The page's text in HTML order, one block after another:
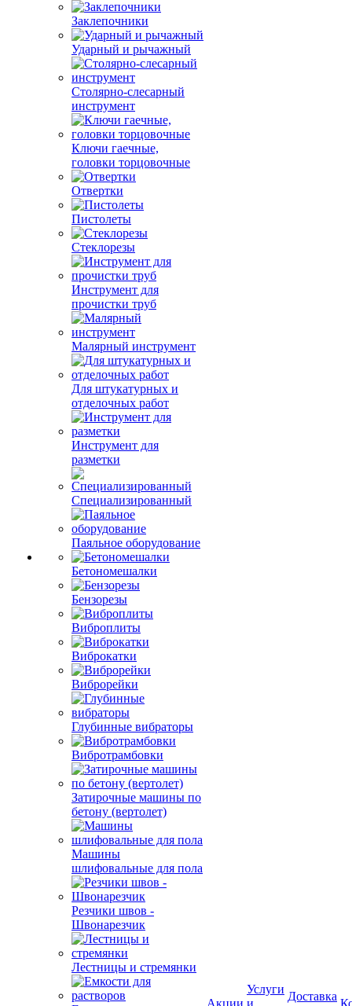
Заклепочники
Ударный и рычажный
Столярно-слесарный
инструмент
Ключи гаечные,
головки торцовочные
Отвертки
Пистолеты
Стеклорезы
Инструмент для
прочистки труб
Малярный инструмент
Для штукатурных и
отделочных работ
Инструмент для
разметки
Специализированный
Паяльное оборудование
Бетономешалки
Бензорезы
Виброплиты
Виброкатки
Виброрейки
Глубинные вибраторы
Вибротрамбовки
Затирочные машины по
бетону (вертолет)
Машины
шлифовальные для пола
Резчики швов -
Швонарезчик
Лестницы и стремянки
Акции
Услуги
и
Доставка